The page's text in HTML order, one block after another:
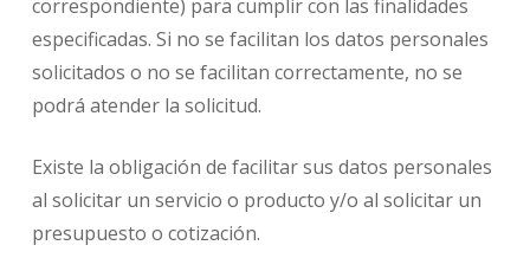
correspondiente) para cumplir con las finalidades
especificadas. Si no se facilitan los datos personales
solicitados o no se facilitan correctamente, no se
podrá atender la solicitud.
Existe la obligación de facilitar sus datos personales
al solicitar un servicio o producto y/o al solicitar un
presupuesto o cotización.